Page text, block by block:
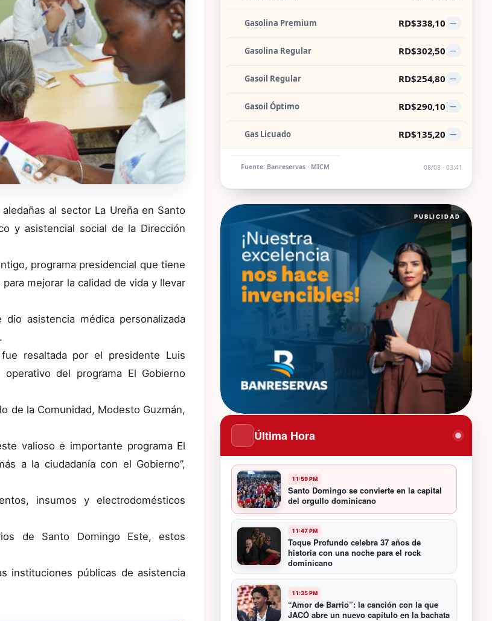
al sector La Ureña en Santo
y asistencial social de la Dirección
programa presidencial que tiene
mejorar la calidad de vida y llevar
asistencia médica personalizada
resaltada por el presidente Luis
del programa El Gobierno
de la Comunidad, Modesto Guzmán,
valioso e importante programa El
a la ciudadanía con el Gobierno”,
insumos y electrodomésticos
de Santo Domingo Este, estos
instituciones públicas de asistencia
Gasolina Premium RD$338,10 —
Gasolina Regular RD$302,50 —
Gasoil Regular RD$254,80 —
Gasoil Óptimo RD$290,10 —
Gas Licuado RD$135,20 —
Fuente: Banreservas · MICM 08/08 · 03:41
PUBLICIDAD
Última Hora
11:59 PM
Santo Domingo se convierte en la capital
del orgullo dominicano
11:47 PM
Toque Profundo celebra 37 años de
historia con una noche para el rock
dominicano
11:35 PM
“Amor de Barrio”: la canción con la que
JACÓ abre un nuevo capítulo en la bachata